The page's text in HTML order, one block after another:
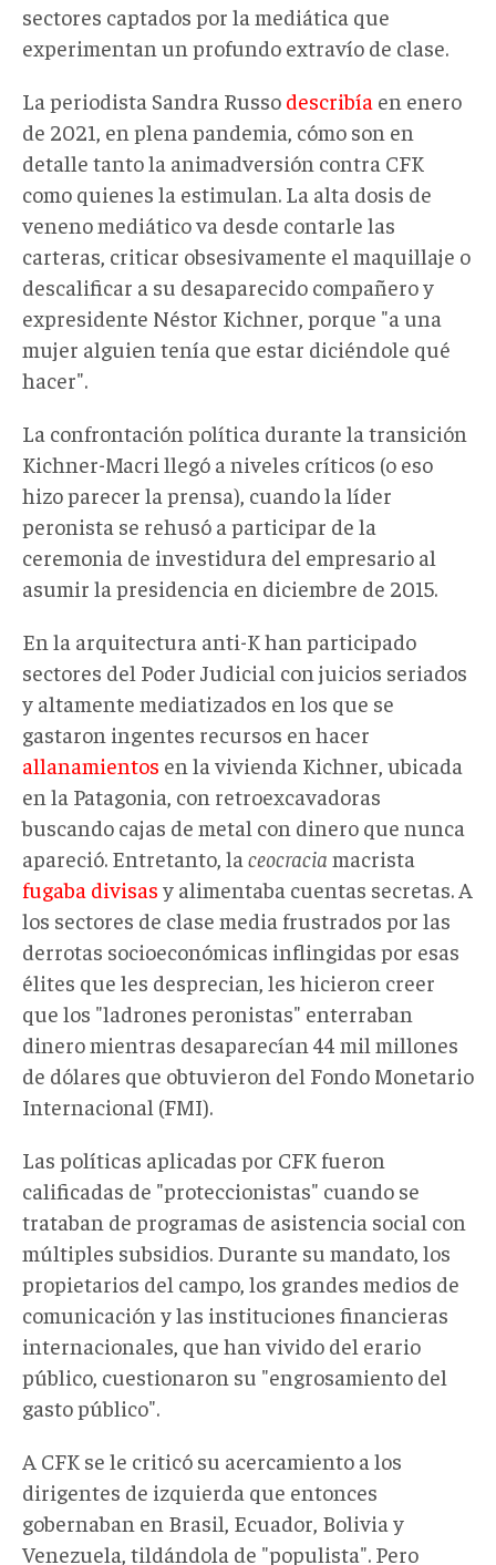
sectores captados por la mediática que
experimentan un profundo extravío de clase.
La periodista Sandra Russo describía en enero
de 2021, en plena pandemia, cómo son en
detalle tanto la animadversión contra CFK
como quienes la estimulan. La alta dosis de
veneno mediático va desde contarle las
carteras, criticar obsesivamente el maquillaje o
descalificar a su desaparecido compañero y
expresidente Néstor Kichner, porque "a una
mujer alguien tenía que estar diciéndole qué
hacer".
La confrontación política durante la transición
Kichner-Macri llegó a niveles críticos (o eso
hizo parecer la prensa), cuando la líder
peronista se rehusó a participar de la
ceremonia de investidura del empresario al
asumir la presidencia en diciembre de 2015.
En la arquitectura anti-K han participado
sectores del Poder Judicial con juicios seriados
y altamente mediatizados en los que se
gastaron ingentes recursos en hacer
allanamientos en la vivienda Kichner, ubicada
en la Patagonia, con retroexcavadoras
buscando cajas de metal con dinero que nunca
apareció. Entretanto, la ceocracia macrista
fugaba divisas y alimentaba cuentas secretas. A
los sectores de clase media frustrados por las
derrotas socioeconómicas inflingidas por esas
élites que les desprecian, les hicieron creer
que los "ladrones peronistas" enterraban
dinero mientras desaparecían 44 mil millones
de dólares que obtuvieron del Fondo Monetario
Internacional (FMI).
Las políticas aplicadas por CFK fueron
calificadas de "proteccionistas" cuando se
trataban de programas de asistencia social con
múltiples subsidios. Durante su mandato, los
propietarios del campo, los grandes medios de
comunicación y las instituciones financieras
internacionales, que han vivido del erario
público, cuestionaron su "engrosamiento del
gasto público".
A CFK se le criticó su acercamiento a los
dirigentes de izquierda que entonces
gobernaban en Brasil, Ecuador, Bolivia y
Venezuela, tildándola de "populista". Pero